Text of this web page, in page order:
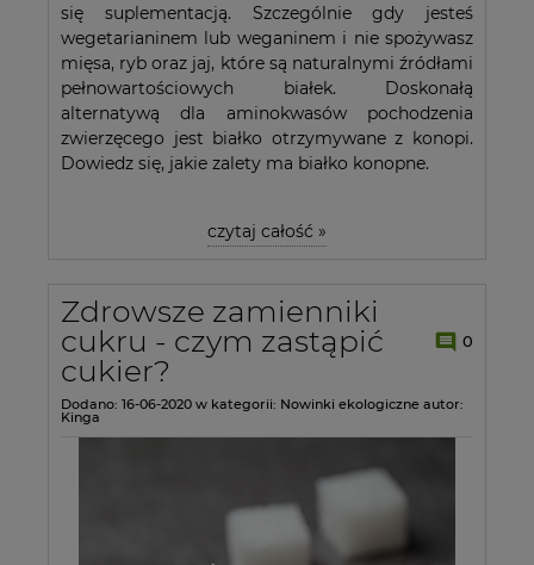
się suplementacją. Szczególnie gdy jesteś
wegetarianinem lub weganinem i nie spożywasz
mięsa, ryb oraz jaj, które są naturalnymi źródłami
pełnowartościowych białek. Doskonałą
alternatywą dla aminokwasów pochodzenia
zwierzęcego jest białko otrzymywane z konopi.
Dowiedz się, jakie zalety ma białko konopne.
czytaj całość »
Zdrowsze zamienniki
cukru - czym zastąpić
cukier?
0
Dodano: 16-06-2020 w kategorii: Nowinki ekologiczne autor:
Kinga